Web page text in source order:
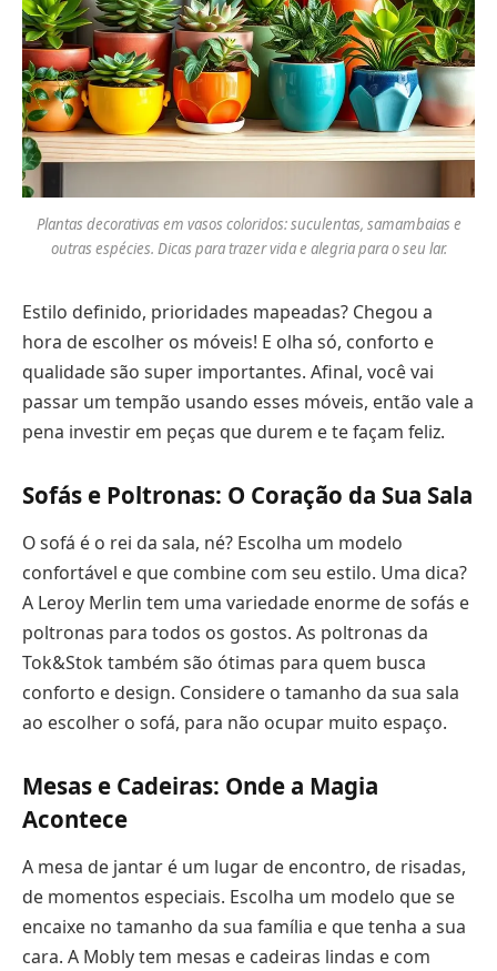
Plantas decorativas em vasos coloridos: suculentas, samambaias e
outras espécies. Dicas para trazer vida e alegria para o seu lar.
Estilo definido, prioridades mapeadas? Chegou a
hora de escolher os móveis! E olha só, conforto e
qualidade são super importantes. Afinal, você vai
passar um tempão usando esses móveis, então vale a
pena investir em peças que durem e te façam feliz.
Sofás e Poltronas: O Coração da Sua Sala
O sofá é o rei da sala, né? Escolha um modelo
confortável e que combine com seu estilo. Uma dica?
A Leroy Merlin tem uma variedade enorme de sofás e
poltronas para todos os gostos. As poltronas da
Tok&Stok também são ótimas para quem busca
conforto e design. Considere o tamanho da sua sala
ao escolher o sofá, para não ocupar muito espaço.
Mesas e Cadeiras: Onde a Magia
Acontece
A mesa de jantar é um lugar de encontro, de risadas,
de momentos especiais. Escolha um modelo que se
encaixe no tamanho da sua família e que tenha a sua
cara. A Mobly tem mesas e cadeiras lindas e com